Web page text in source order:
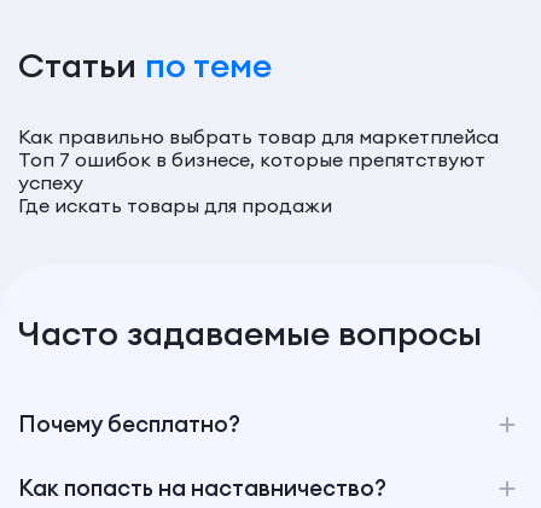
Статьи по теме
Как правильно выбрать товар для маркетплейса
Топ 7 ошибок в бизнесе, которые препятствуют
успеху
Где искать товары для продажи
Часто задаваемые вопросы
Почему бесплатно?
Как попасть на наставничество?